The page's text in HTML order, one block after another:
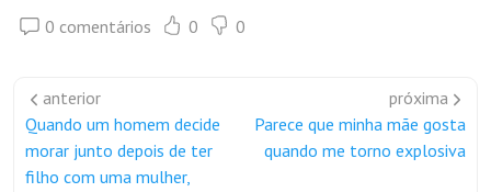
0 comentários 0 0
anterior
Quando um homem decide
morar junto depois de ter
filho com uma mulher,
próxima
Parece que minha mãe gosta
quando me torno explosiva